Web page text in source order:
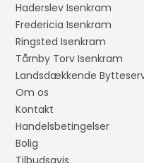
Haderslev Isenkram
Fredericia Isenkram
Ringsted Isenkram
Tårnby Torv Isenkram
Landsdækkende
Om os
Kontakt
Handelsbetingelser
Bolig
Tilbudsavis